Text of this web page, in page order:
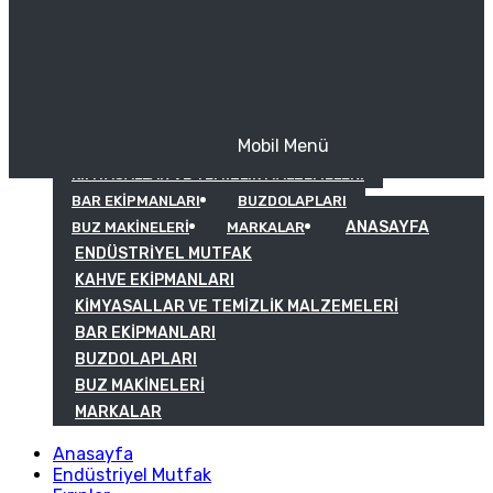
KIMYASALLAR VE TEMIZLIK MALZEMELERI
BAR EKIPMANLARI
BUZDOLAPLARI
BUZ MAKINELERI
MARKALAR
Mobil Menü
ANASAYFA
ENDÜSTRIYEL MUTFAK
KAHVE EKIPMANLARI
KIMYASALLAR VE TEMIZLIK MALZEMELERI
BAR EKIPMANLARI
BUZDOLAPLARI
BUZ MAKINELERI
MARKALAR
Anasayfa
Endüstriyel Mutfak